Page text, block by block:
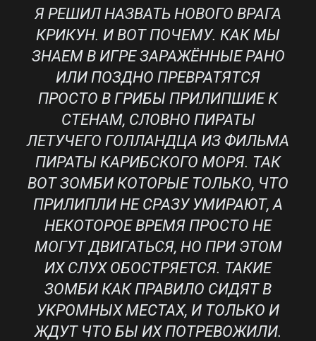
Я РЕШИЛ НАЗВАТЬ НОВОГО ВРАГА
КРИКУН. И ВОТ ПОЧЕМУ. КАК МЫ
ЗНАЕМ В ИГРЕ ЗАРАЖЁННЫЕ РАНО
ИЛИ ПОЗДНО ПРЕВРАТЯТСЯ
ПРОСТО В ГРИБЫ ПРИЛИПШИЕ К
СТЕНАМ, СЛОВНО ПИРАТЫ
ЛЕТУЧЕГО ГОЛЛАНДЦА ИЗ ФИЛЬМА
ПИРАТЫ КАРИБСКОГО МОРЯ. ТАК
ВОТ ЗОМБИ КОТОРЫЕ ТОЛЬКО, ЧТО
ПРИЛИПЛИ НЕ СРАЗУ УМИРАЮТ, А
НЕКОТОРОЕ ВРЕМЯ ПРОСТО НЕ
МОГУТ ДВИГАТЬСЯ, НО ПРИ ЭТОМ
ИХ СЛУХ ОБОСТРЯЕТСЯ. ТАКИЕ
ЗОМБИ КАК ПРАВИЛО СИДЯТ В
УКРОМНЫХ МЕСТАХ, И ТОЛЬКО И
ЖДУТ ЧТО БЫ ИХ ПОТРЕВОЖИЛИ.